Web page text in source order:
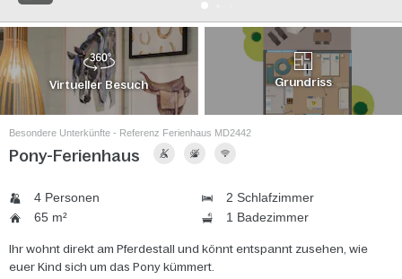
Virtueller Besuch Grundriss
Besondere Unterkünfte - Referenz Ferienhaus MD2442
Pony-Ferienhaus
4 Personen
2 Schlafzimmer
65 m²
1 Badezimmer
Ihr wohnt direkt am Pferdestall und könnt entspannt zusehen, wie
euer Kind sich um das Pony kümmert.